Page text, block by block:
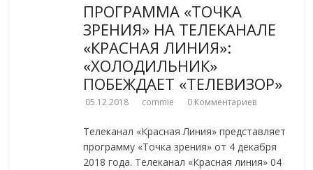
ПРОГРАММА «ТОЧКА
ЗРЕНИЯ» НА ТЕЛЕКАНАЛЕ
«КРАСНАЯ ЛИНИЯ»:
«ХОЛОДИЛЬНИК»
ПОБЕЖДАЕТ «ТЕЛЕВИЗОР»
05.12.2018 commie 0 Комментариев
Телеканал «Красная Линия» представляет
программу «Точка зрения» от 4 декабря
2018 года. Телеканал «Красная линия» 04